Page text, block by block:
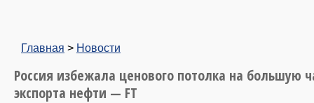
Главная > Новости
Россия избежала ценового потолка на большую
экспорта нефти — FT